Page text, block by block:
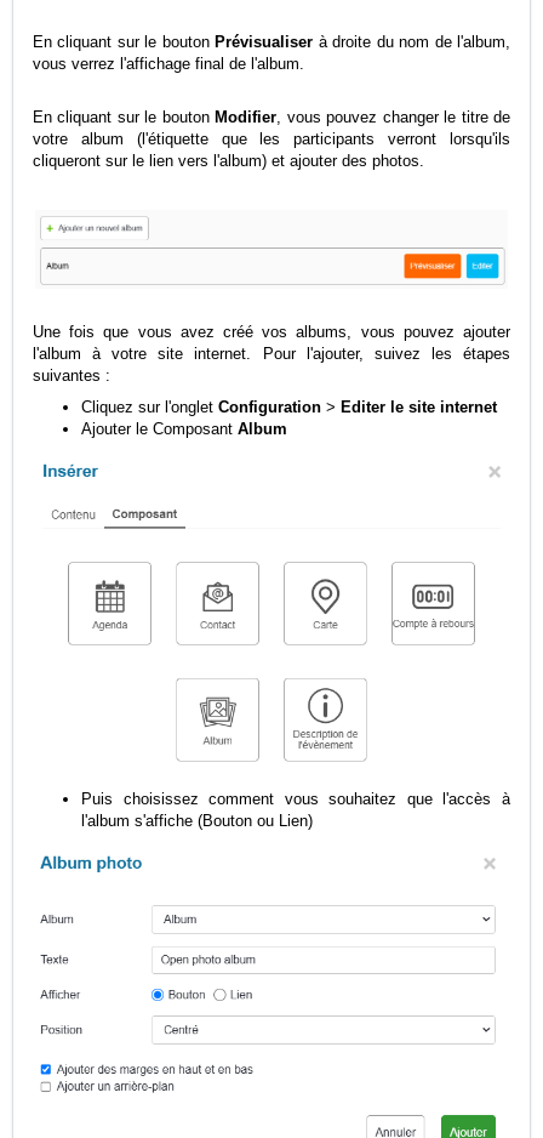
En cliquant sur le bouton Prévisualiser à droite du nom de l'album,
vous verrez l'affichage final de l'album.
En cliquant sur le bouton Modifier, vous pouvez changer le titre de
votre album (l'étiquette que les participants verront lorsqu'ils
cliqueront sur le lien vers l'album) et ajouter des photos.
Une fois que vous avez créé vos albums, vous pouvez ajouter
l'album à votre site internet. Pour l'ajouter, suivez les étapes
suivantes :
Cliquez sur l'onglet Configuration > Editer le site internet
Ajouter le Composant Album
Puis choisissez comment vous souhaitez que l'accès à
l'album s'affiche (Bouton ou Lien)